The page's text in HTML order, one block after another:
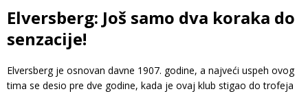
Elversberg: Još samo dva koraka do
senzacije!
Elversberg je osnovan davne 1907. godine, a najveći uspeh ovog
tima se desio pre dve godine, kada je ovaj klub stigao do trofeja